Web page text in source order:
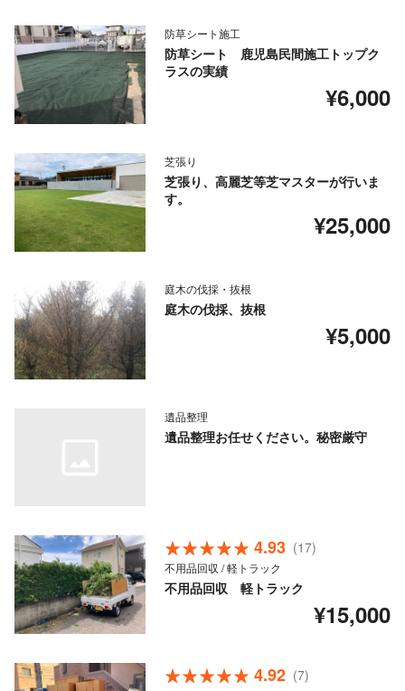
防草シート施工
防草シート 鹿児島民間施工トップク
ラスの実績
¥6,000
芝張り
芝張り、高麗芝等芝マスターが行いま
す。
¥25,000
庭木の伐採・抜根
庭木の伐採、抜根
¥5,000
遺品整理
遺品整理お任せください。秘密厳守
4.93 (17)
不用品回収 / 軽トラック
不用品回収 軽トラック
¥15,000
4.92 (7)